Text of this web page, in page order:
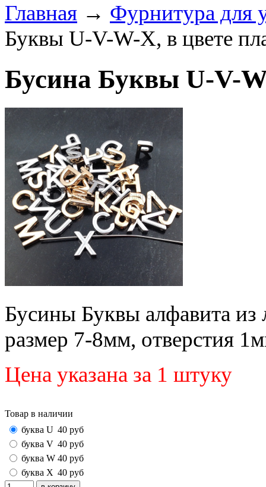
Главная → Фурнитура для
Буквы U-V-W-X, в цвете
Бусина Буквы U-V-
Бусины Буквы алфавита
размер 7-8мм, отверстия
Цена указана за 1 штуку
Товар в наличии
буква U 40 руб
буква V 40 руб
буква W 40 руб
буква X 40 руб